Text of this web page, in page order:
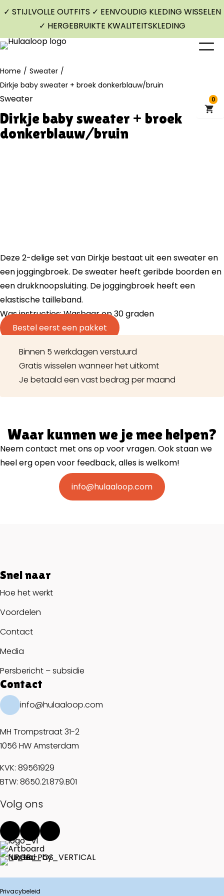
✓ STIJLVOLLE OUTFITS ✓ EENVOUDIG KLEDING WISSELEN
✓ HERGEBRUIKTE KWALITEITSKLEDING
Home / Sweater /
Dirkje baby sweater + broek donkerblauw/bruin
Sweater
Dirkje baby sweater + broek
donkerblauw/bruin
Deze 2-delige set van Dirkje bestaat uit een sweater en
een joggingbroek. De sweater heeft geribde boorden en
een drukknoopsluiting. De joggingbroek heeft een
elastische tailleband.
Was instructies: Wasbaar op 30 graden
Bestel eerst een pakket
Binnen 5 werkdagen verstuurd
Gratis wisselen wanneer het uitkomt
Je betaald een vast bedrag per maand
Waar kunnen we je mee helpen?
Neem contact met ons op voor vragen. Ook staan we
heel erg open voor feedback, alles is welkom!
info@hulaaloop.com
Snel naar
Hoe het werkt
Voordelen
Contact
Media
Persbericht – subsidie
Contact
info@hulaaloop.com
MH Trompstraat 31-2
1056 HW Amsterdam
KVK: 89561929
BTW: 8650.21.879.B01
Volg ons
Privacybeleid
0